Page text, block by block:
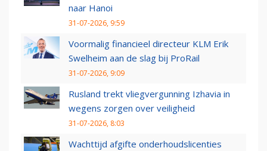
naar Hanoi
31-07-2026, 9:59
Voormalig financieel directeur KLM Erik
Swelheim aan de slag bij ProRail
31-07-2026, 9:09
Rusland trekt vliegvergunning Izhavia in
wegens zorgen over veiligheid
31-07-2026, 8:03
Wachttijd afgifte onderhoudslicenties